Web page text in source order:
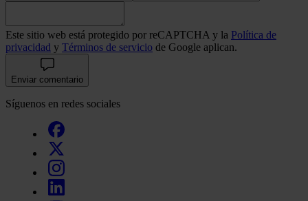
Este sitio web está protegido por reCAPTCHA y la Política de
privacidad y Términos de servicio de Google aplican.
Enviar comentario
Síguenos en redes sociales